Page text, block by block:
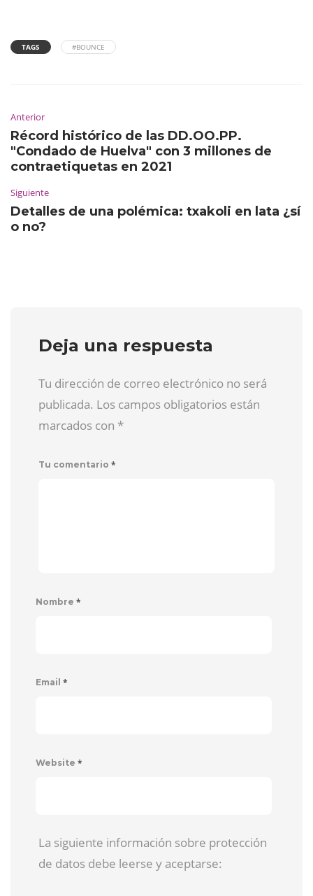
TAGS #BOUNCE
Anterior
Récord histórico de las DD.OO.PP.
"Condado de Huelva" con 3 millones de
contraetiquetas en 2021
Siguiente
Detalles de una polémica: txakoli en lata ¿sí
o no?
Deja una respuesta
Tu dirección de correo electrónico no será
publicada. Los campos obligatorios están
marcados con *
Tu comentario *
Nombre *
Email *
Website *
La siguiente información sobre protección
de datos debe leerse y aceptarse: